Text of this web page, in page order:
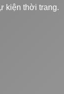
kiện thời trang.